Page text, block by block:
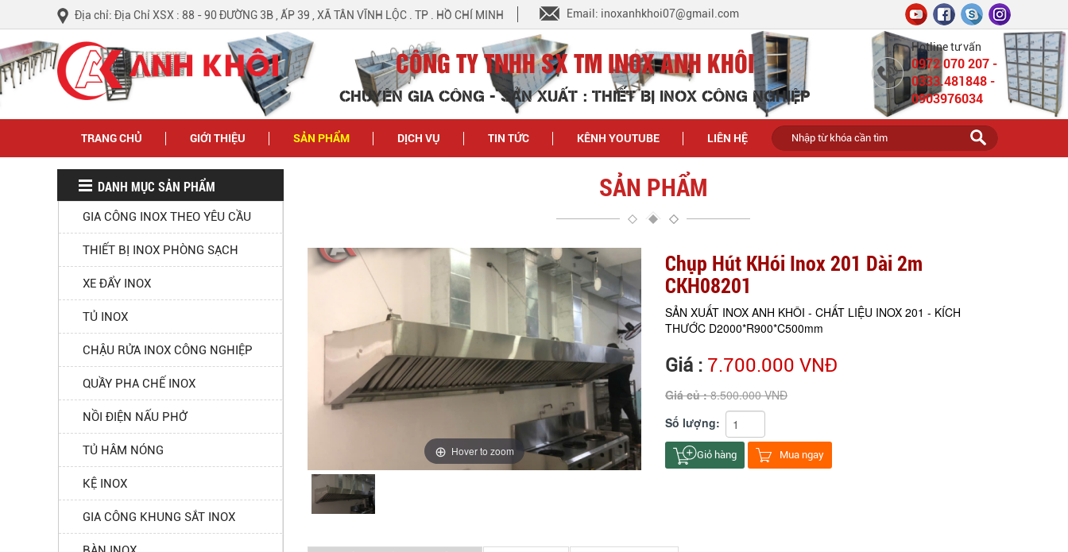
Địa chỉ: Địa Chỉ XSX : 88 - 90 ĐƯỜNG 3B , ẤP 39 , XÃ TÂN VĨNH LỘC . TP . HỒ CHÍ MINH Email: inoxanhkhoi07@gmail.com
CÔNG TY TNHH SX TM INOX ANH KHÔI
CHUYÊN GIA CÔNG - SẢN XUẤT : THIẾT BỊ INOX CÔNG NGHIỆP
Hotline tư vấn
0972 070 207 -
0333.481848 -
0903976034
TRANG CHỦ GIỚI THIỆU SẢN PHẨM DỊCH VỤ TIN TỨC KÊNH YOUTUBE LIÊN HỆ
DANH MỤC SẢN PHẨM
GIA CÔNG INOX THEO YÊU CẦU
THIẾT BỊ INOX PHÒNG SẠCH
XE ĐẨY INOX
TỦ INOX
CHẬU RỬA INOX CÔNG NGHIỆP
QUẦY PHA CHẾ INOX
NỒI ĐIỆN NẤU PHỞ
TỦ HÂM NÓNG
KỆ INOX
GIA CÔNG KHUNG SẮT INOX
SẢN PHẨM
Hover to zoom
Chụp Hút KHói Inox 201 Dài 2m
CKH08201
SẢN XUẤT INOX ANH KHÔI - CHẤT LIỆU INOX 201 - KÍCH
THƯỚC D2000*R900*C500mm
Giá : 7.700.000 VNĐ
Giá củ : 8.500.000 VNĐ
Số lượng:
Giỏ hàng Mua ngay